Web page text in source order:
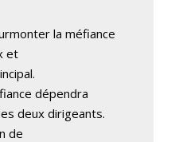
la méfiance
et
dépendra
deux dirigeants.
de